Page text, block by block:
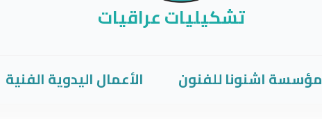
تشكيليات عراقيات
مؤسسة اشنونا للفنون الأعمال اليدوية الفنية